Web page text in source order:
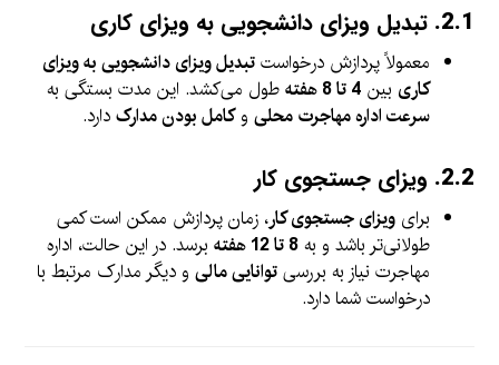
2.1. تبدیل ویزای دانشجویی به ویزای کاری
معمولاً پردازش درخواستتبدیل ویزای دانشجویی به ویزای
کاری بین 4 تا 8 هفته
طول می‌کشد. این مدت بستگی به
سرعت اداره مهاجرت محلی وکامل بودن مدارکدارد.
2.2. ویزای جستجوی کار
برایویزای جستجوی کار، زمان پردازش ممکن است کمی
طولانی‌تر باشد و به8 تا 12 هفته
برسد. در این حالت، اداره
مهاجرت نیاز به بررسیتوانایی مالی و دیگر مدارک مرتبط با
درخواست شما دارد.